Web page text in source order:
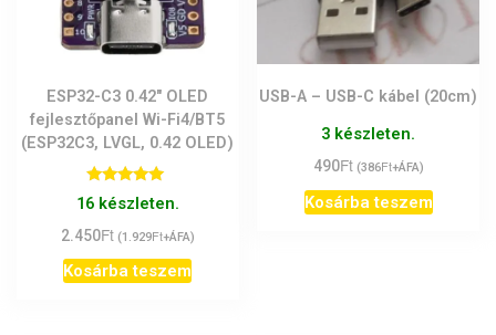
ESP32-C3 0.42″ OLED
fejlesztőpanel Wi-Fi4/BT5
(ESP32C3, LVGL, 0.42 OLED)
Értékelés:
5.00
16 készleten.
2.450Ft (1.929Ft+ÁFA)
Kosárba teszem
USB-A – USB-C kábel (20cm)
3 készleten.
490Ft (386Ft+ÁFA)
Kosárba teszem